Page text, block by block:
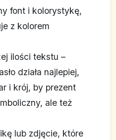
font i kolorystykę,
z kolorem
ilości tekstu –
działa najlepiej,
i krój, by prezent
ale też
lub zdjęcie, które